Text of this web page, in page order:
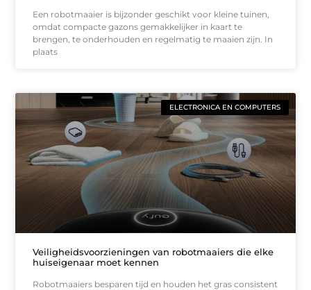
Een robotmaaier is bijzonder geschikt voor kleine tuinen,
omdat compacte gazons gemakkelijker in kaart te
brengen, te onderhouden en regelmatig te maaien zijn. In
plaats
ELECTRONICA EN COMPUTERS
Veiligheidsvoorzieningen van robotmaaiers die elke
huiseigenaar moet kennen
Robotmaaiers besparen tijd en houden het gras consistent